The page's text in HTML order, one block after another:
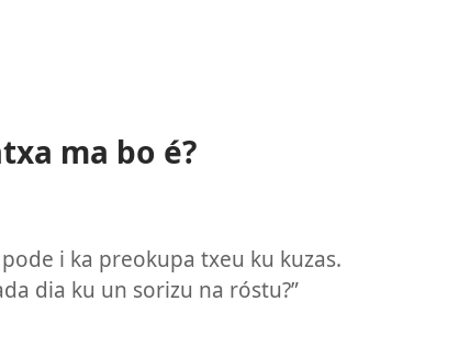
ma bo é?
i ka preokupa txeu ku kuzas.
dia ku un sorizu na róstu?”